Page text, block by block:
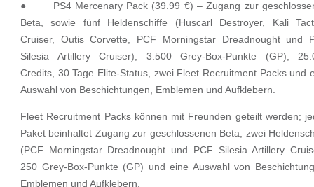
● PS4 Mercenary Pack (39.99 €) – Zugang zur
Beta, sowie fünf Heldenschiffe (Huscarl Destroyer, Kali
Cruiser, Outis Corvette, PCF Morningstar Dreadnought und
Silesia Artillery Cruiser), 3.500 Grey-Box-Punkte (GP),
Credits, 30 Tage Elite-Status, zwei Fleet Recruitment Packs und
Auswahl von Beschichtungen, Emblemen und Aufklebern.
Fleet Recruitment Packs können mit Freunden geteilt werden;
Paket beinhaltet Zugang zur geschlossenen Beta, zwei
(PCF Morningstar Dreadnought und PCF Silesia Artillery
250 Grey-Box-Punkte (GP) und eine Auswahl von
Emblemen und Aufklebern.